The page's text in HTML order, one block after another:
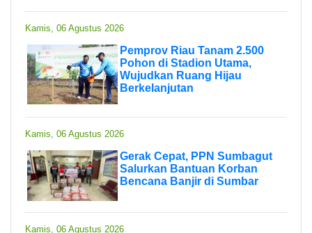
Kamis, 06 Agustus 2026
Pemprov Riau Tanam 2.500
Pohon di Stadion Utama,
Wujudkan Ruang Hijau
Berkelanjutan
Kamis, 06 Agustus 2026
Gerak Cepat, PPN Sumbagut
Salurkan Bantuan Korban
Bencana Banjir di Sumbar
Kamis, 06 Agustus 2026